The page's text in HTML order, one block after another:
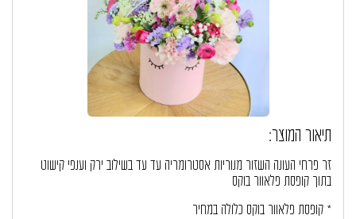
תיאור המוצר:
זר פרחי העונה השזור מנוריות אסטרומריה עד עד בשילוב ירק וענפי קישוט
בתוך קופסת פלאוור בוקס
* קופסת פלאוור בוקס כלולה במחיר